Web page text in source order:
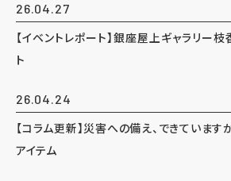
26.04.27
【イベントレポート】銀座屋上ギャラリー
ト
26.04.24
【コラム更新】災害への備え、できていま
アイテム